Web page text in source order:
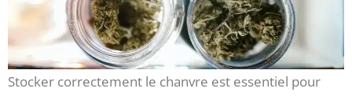
Stocker correctement le chanvre est essentiel pour